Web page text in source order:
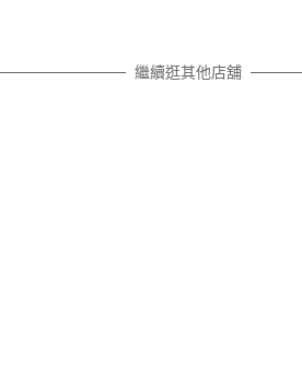
鋪應互負交易解除回復原狀之責，因
繼續逛其他店舖